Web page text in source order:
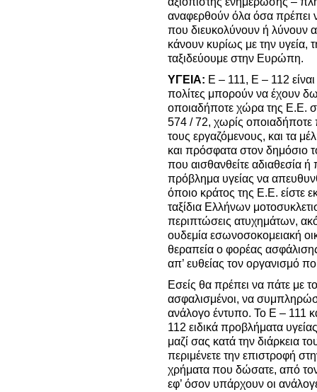
αναφερθούν όλα όσα πρέπει
που διευκολύνουν ή λύνουν
κάνουν κυρίως με την υγεία,
ταξιδεύουμε στην Ευρώπη.
ΥΓΕΙΑ: Ε – 111, Ε – 112
πολίτες μπορούν να έχουν
οποιαδήποτε χώρα της Ε.Ε.
574 / 72, χωρίς
τους εργαζόμενους, και τα
και πρόσφατα στον δημόσιο
που αισθανθείτε αδιαθεσία ή
πρόβλημα υγείας να
όποιο κράτος της Ε.Ε. είστε
ταξίδια Ελλήνων
περιπτώσεις ατυχημάτων,
ουδεμία εσωνοσοκομειακή
θεραπεία ο φορέας
απ’ ευθείας τον οργανισμό
Εσείς θα πρέπει να πάτε με
ασφαλισμένοι, να
ανάλογο έντυπο. Το Ε – 111
112 ειδικά προβλήματα
μαζί σας κατά την διάρκεια
περιμένετε την επιστροφή
χρήματα που δώσατε, από
εφ’ όσον υπάρχουν οι